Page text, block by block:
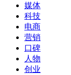
媒体
科技
电商
营销
口碑
人物
创业